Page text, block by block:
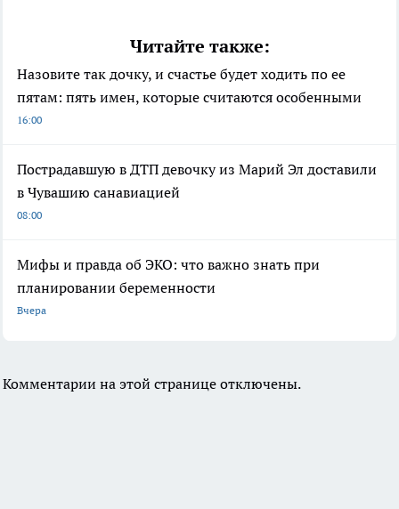
Читайте также:
Назовите так дочку, и счастье будет ходить по ее
пятам: пять имен, которые считаются особенными
16:00
Пострадавшую в ДТП девочку из Марий Эл доставили
в Чувашию санавиацией
08:00
Мифы и правда об ЭКО: что важно знать при
планировании беременности
Вчера
Комментарии на этой странице отключены.